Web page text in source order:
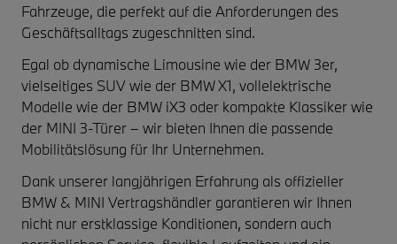
Fahrzeuge, die perfekt auf die Anforderungen des
Geschäftsalltags zugeschnitten sind.
Egal ob dynamische Limousine wie der BMW 3er,
vielseitiges SUV wie der BMW X1, vollelektrische
Modelle wie der BMW iX3 oder kompakte Klassiker wie
der MINI 3-Türer– wir bieten Ihnen die passende
Mobilitätslösung für Ihr Unternehmen.
Dank unserer langjährigen Erfahrung als offizieller
BMW & MINI Vertragshändler garantieren wir Ihnen
nicht nur erstklassige Konditionen, sondern auch